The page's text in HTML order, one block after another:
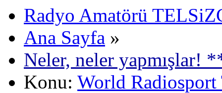
Radyo Amatörü
Ana Sayfa »
Neler, neler yapmışlar!
Konu: World Radiosport